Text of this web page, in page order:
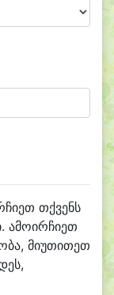
თქვენს
ამოირჩიეთ
მიუთითეთ